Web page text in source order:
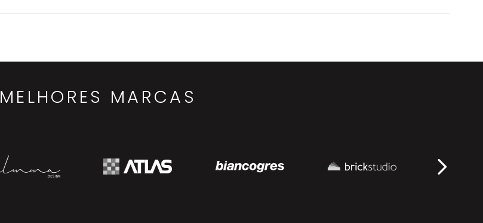
MELHORES MARCAS